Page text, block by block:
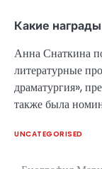
Какие
Анна Снаткина
литературные
драматургия»,
также была
UNCATEGORISED